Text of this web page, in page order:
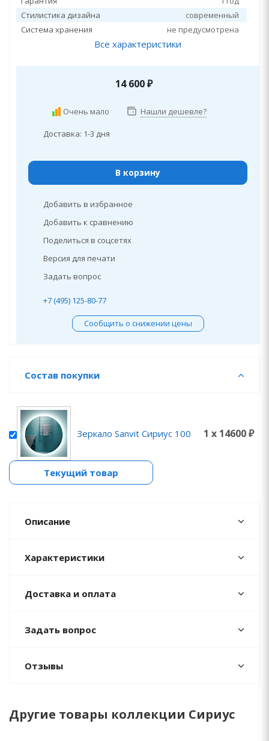
Стилистика дизайна
современный
Система хранения
не предусмотрена
Все характеристики
14 600₽
Очень мало Нашли дешевле?
Доставка: 1-3 дня
В корзину
Добавить в избранное
Добавить к сравнению
Поделиться в соцсетях
Версия для печати
Задать вопрос
+7 (495) 125-80-77
Сообщить о снижении цены
Состав покупки
Зеркало Sanvit Сириус 100 1 x 14600 ₽
Текущий товар
Описание
Характеристики
Доставка и оплата
Задать вопрос
Отзывы
Другие товары коллекции Сириус